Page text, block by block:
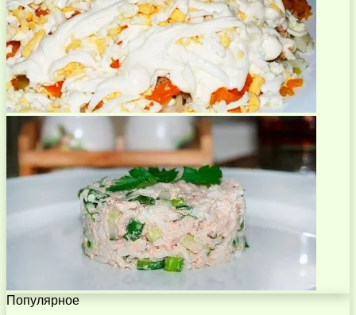
Популярное